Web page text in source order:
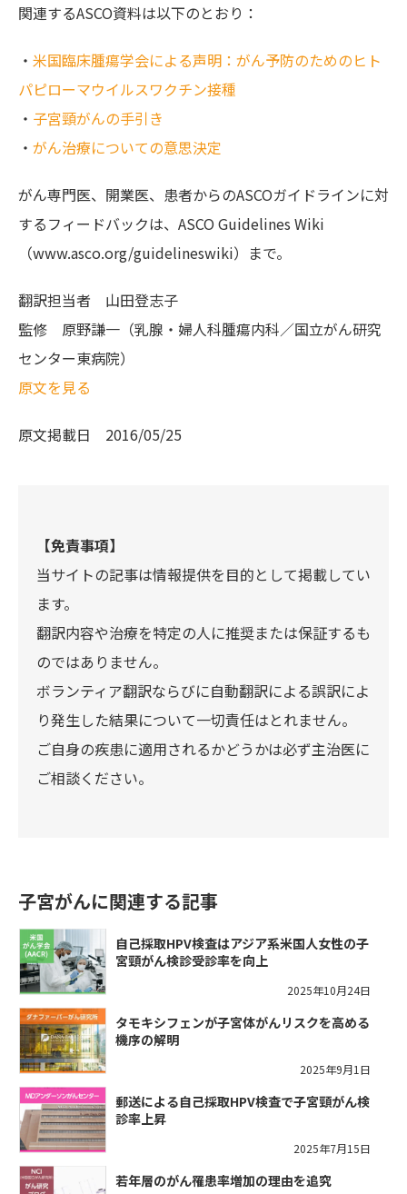
関連するASCO資料は以下のとおり：
・ 米国臨床腫瘍学会による声明：がん予防のためのヒト
パピローマウイルスワクチン接種
・ 子宮頸がんの手引き
・ がん治療についての意思決定
がん専門医、開業医、患者からのASCOガイドラインに対
するフィードバックは、ASCO Guidelines Wiki
（www.asco.org/guidelineswiki）まで。
翻訳担当者 山田登志子
監修 原野謙一（乳腺・婦人科腫瘍内科／国立がん研究
センター東病院）
原文を見る
原文掲載日 2016/05/25
【免責事項】
当サイトの記事は情報提供を目的として掲載してい
ます。
翻訳内容や治療を特定の人に推奨または保証するも
のではありません。
ボランティア翻訳ならびに自動翻訳による誤訳によ
り発生した結果について一切責任はとれません。
ご自身の疾患に適用されるかどうかは必ず主治医に
ご相談ください。
子宮がんに関連する記事
自己採取HPV検査はアジア系米国人女性の子
宮頸がん検診受診率を向上
2025年10月24日
タモキシフェンが子宮体がんリスクを高める
機序の解明
2025年9月1日
郵送による自己採取HPV検査で子宮頸がん検
診率上昇
2025年7月15日
若年層のがん罹患率増加の理由を追究